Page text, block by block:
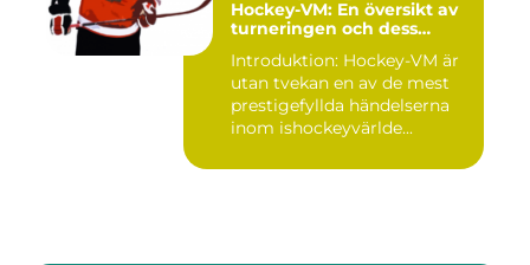
Hockey-VM: En översikt av
turneringen och dess
Introduktion: Hockey-VM är
utan tvekan en av de mest
prestigefyllda händelserna
inom ishockeyvärlde...